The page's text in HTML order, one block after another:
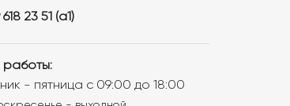
23 51 (a1)
работы:
- пятница с 09:00 до 18:00